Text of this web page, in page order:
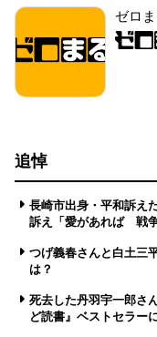
ゼロ
追悼
長崎市出身・平和訴え
訴え「愛があれば 戦
つげ義春さんと白土三
は？
死去した丹羽宇一郎さ
ど読書』ベストセラー